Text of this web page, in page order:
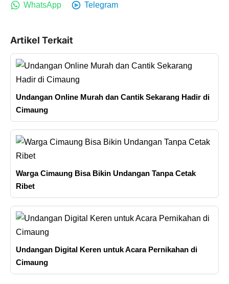
WhatsApp Telegram
Artikel Terkait
Undangan Online Murah dan Cantik Sekarang Hadir di
Cimaung
Warga Cimaung Bisa Bikin Undangan Tanpa Cetak
Ribet
Undangan Digital Keren untuk Acara Pernikahan di
Cimaung